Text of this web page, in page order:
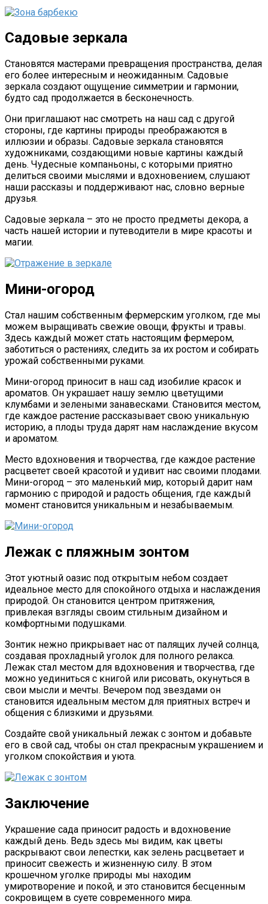
Садовые зеркала
Становятся мастерами превращения пространства, делая
его более интересным и неожиданным. Садовые
зеркала создают ощущение симметрии и гармонии,
будто сад продолжается в бесконечность.
Они приглашают нас смотреть на наш сад с другой
стороны, где картины природы преображаются в
иллюзии и образы. Садовые зеркала становятся
художниками, создающими новые картины каждый
день. Чудесные компаньоны, с которыми приятно
делиться своими мыслями и вдохновением, слушают
наши рассказы и поддерживают нас, словно верные
друзья.
Садовые зеркала – это не просто предметы декора, а
часть нашей истории и путеводители в мире красоты и
магии.
Мини-огород
Стал нашим собственным фермерским уголком, где мы
можем выращивать свежие овощи, фрукты и травы.
Здесь каждый может стать настоящим фермером,
заботиться о растениях, следить за их ростом и собирать
урожай собственными руками.
Мини-огород приносит в наш сад изобилие красок и
ароматов. Он украшает нашу землю цветущими
клумбами и зелеными занавесками. Становится местом,
где каждое растение рассказывает свою уникальную
историю, а плоды труда дарят нам наслаждение вкусом
и ароматом.
Место вдохновения и творчества, где каждое растение
расцветет своей красотой и удивит нас своими плодами.
Мини-огород – это маленький мир, который дарит нам
гармонию с природой и радость общения, где каждый
момент становится уникальным и незабываемым.
Лежак с пляжным зонтом
Этот уютный оазис под открытым небом создает
идеальное место для спокойного отдыха и наслаждения
природой. Он становится центром притяжения,
привлекая взгляды своим стильным дизайном и
комфортными подушками.
Зонтик нежно прикрывает нас от палящих лучей солнца,
создавая прохладный уголок для полного релакса.
Лежак стал местом для вдохновения и творчества, где
можно уединиться с книгой или рисовать, окунуться в
свои мысли и мечты. Вечером под звездами он
становится идеальным местом для приятных встреч и
общения с близкими и друзьями.
Создайте свой уникальный лежак с зонтом и добавьте
его в свой сад, чтобы он стал прекрасным украшением и
уголком спокойствия и уюта.
Заключение
Украшение сада приносит радость и вдохновение
каждый день. Ведь здесь мы видим, как цветы
раскрывают свои лепестки, как зелень расцветает и
приносит свежесть и жизненную силу. В этом
крошечном уголке природы мы находим
умиротворение и покой, и это становится бесценным
сокровищем в суете современного мира.